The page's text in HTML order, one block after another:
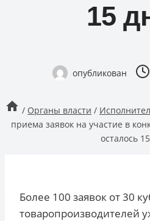
15
опубликован
/ Органы власти /
приема заявок на участие в
осталось
Более 100 заявок от 30
товаропроизводителей